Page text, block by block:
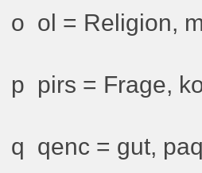
o ol = Religion,
p pirs = Frage,
q qenc = gut,